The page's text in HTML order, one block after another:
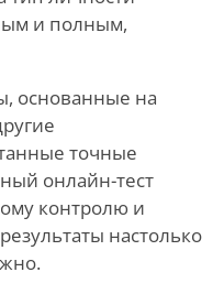
и полным,
основанные на
точные
онлайн-тест
контролю и
настолько